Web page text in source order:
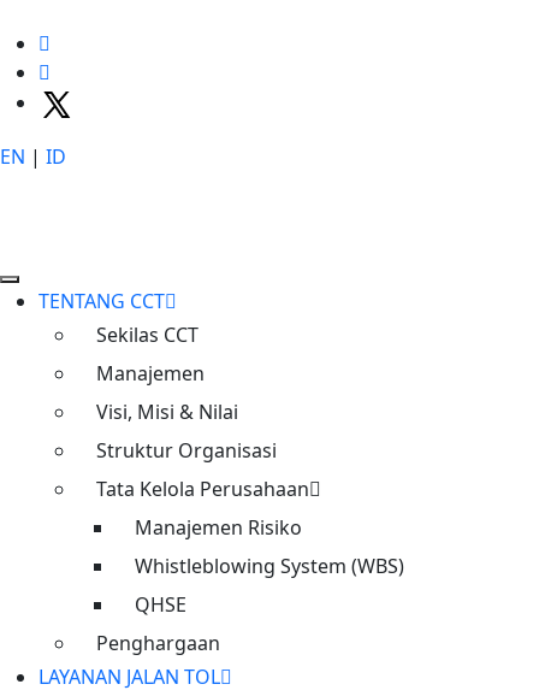
EN | ID
TENTANG CCT
Sekilas CCT
Manajemen
Visi, Misi & Nilai
Struktur Organisasi
Tata Kelola Perusahaan
Manajemen Risiko
Whistleblowing System (WBS)
QHSE
Penghargaan
LAYANAN JALAN TOL